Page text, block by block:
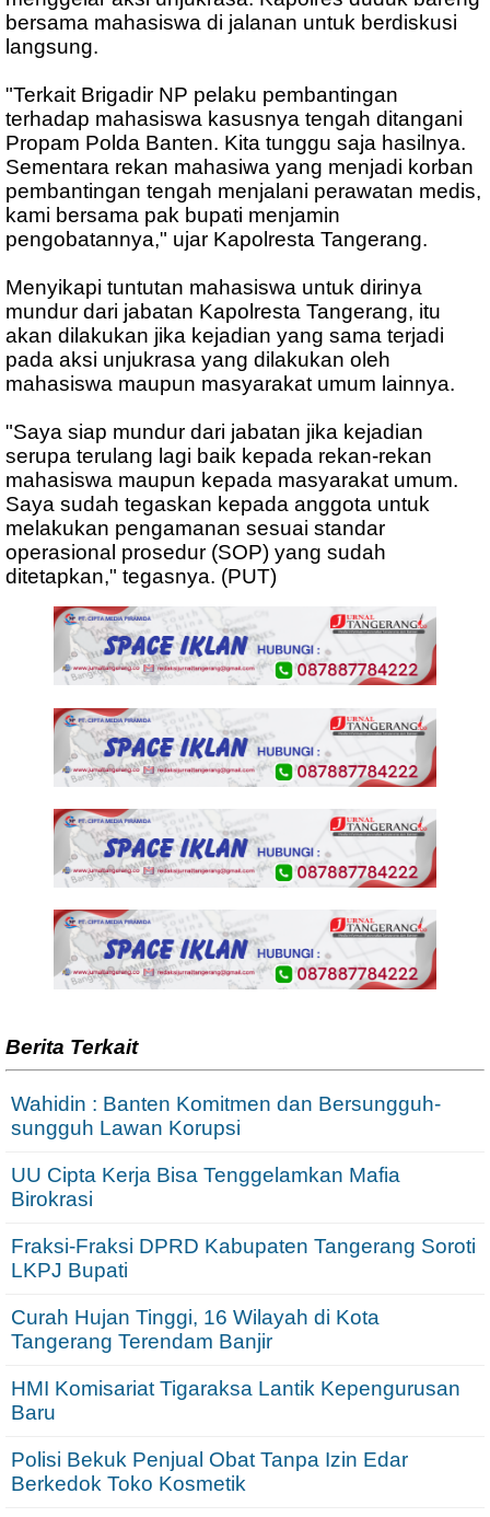
bersama mahasiswa di jalanan untuk berdiskusi
langsung.
"Terkait Brigadir NP pelaku pembantingan
terhadap mahasiswa kasusnya tengah ditangani
Propam Polda Banten. Kita tunggu saja hasilnya.
Sementara rekan mahasiwa yang menjadi korban
pembantingan tengah menjalani perawatan medis,
kami bersama pak bupati menjamin
pengobatannya," ujar Kapolresta Tangerang.
Menyikapi tuntutan mahasiswa untuk dirinya
mundur dari jabatan Kapolresta Tangerang, itu
akan dilakukan jika kejadian yang sama terjadi
pada aksi unjukrasa yang dilakukan oleh
mahasiswa maupun masyarakat umum lainnya.
"Saya siap mundur dari jabatan jika kejadian
serupa terulang lagi baik kepada rekan-rekan
mahasiswa maupun kepada masyarakat umum.
Saya sudah tegaskan kepada anggota untuk
melakukan pengamanan sesuai standar
operasional prosedur (SOP) yang sudah
ditetapkan," tegasnya. (PUT)
Berita Terkait
Wahidin : Banten Komitmen dan Bersungguh-
sungguh Lawan Korupsi
UU Cipta Kerja Bisa Tenggelamkan Mafia
Birokrasi
Fraksi-Fraksi DPRD Kabupaten Tangerang Soroti
LKPJ Bupati
Curah Hujan Tinggi, 16 Wilayah di Kota
Tangerang Terendam Banjir
HMI Komisariat Tigaraksa Lantik Kepengurusan
Baru
Polisi Bekuk Penjual Obat Tanpa Izin Edar
Berkedok Toko Kosmetik